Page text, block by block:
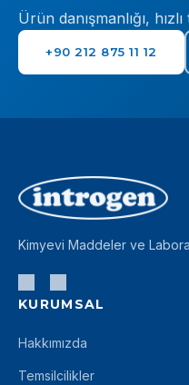
Ürün danışmanlığı,
+90 212 875 11 12
Kimyevi Maddeler ve
KURUMSAL
Hakkımızda
Temsilcilikler